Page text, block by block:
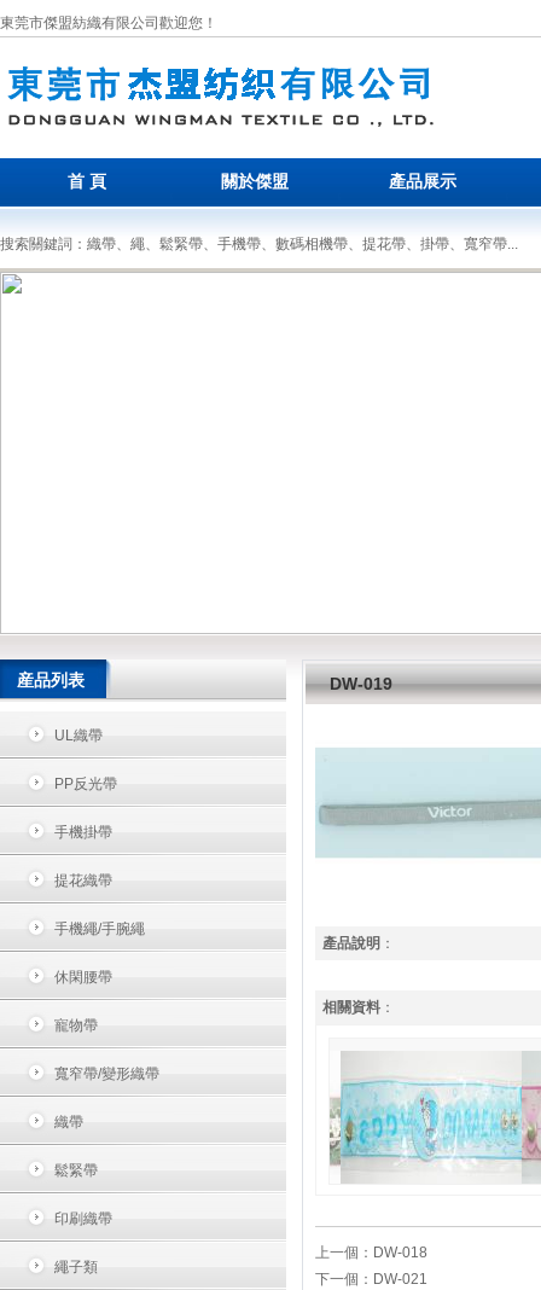
東莞市傑盟紡織有限公司歡迎您！
首 頁 關於傑盟 產品展示
搜索關鍵詞：織帶、繩、鬆緊帶、手機帶、數碼相機帶、提花帶、掛帶、寬窄帶...
産品列表
UL織帶
PP反光帶
手機掛帶
提花織帶
手機繩/手腕繩
休閑腰帶
寵物帶
寬窄帶/變形織帶
織帶
鬆緊帶
印刷織帶
繩子類
DW-019
產品說明 ：
相關資料 ：
上一個： DW-018
下一個： DW-021